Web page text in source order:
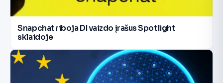
Snapchat riboja DI vaizdo įrašus Spotlight
sklaidoje